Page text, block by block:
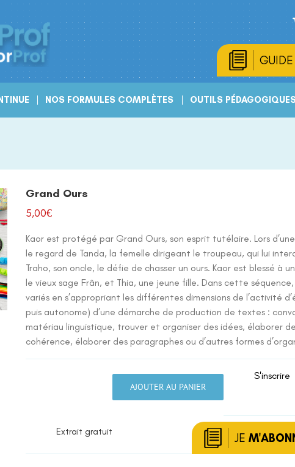
GUIDE
NOS FORMULES COMPLÈTES OUTILS
Grand Ours
5,00€
Kaor est protégé par Grand Ours, son esprit tutélaire. Lors
le regard de Tanda, la femelle dirigeant le troupeau, qui lui
Traho, son oncle, le défie de chasser un ours. Kaor est blessé à
le vieux sage Frân, et Thia, une jeune fille. Dans cette
variés en s’appropriant les différentes dimensions de l’activité
puis autonome) d’une démarche de production de textes :
matériau linguistique, trouver et organiser des idées, élaborer
cohérence, élaborer des paragraphes ou d’autres formes
Ours
AJOUTER AU PANIER
S'inscrire
Extrait gratuit JE